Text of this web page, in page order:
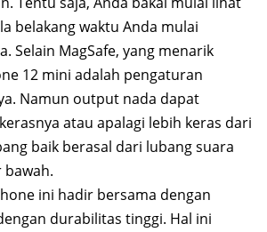
belakang waktu Anda mulai
Selain MagSafe, yang menarik
12 mini adalah pengaturan
Namun output nada dapat
atau apalagi lebih keras dari
baik berasal dari lubang suara
bawah.
ini hadir bersama dengan
durabilitas tinggi. Hal ini